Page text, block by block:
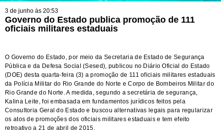
3 de junho às 20:53
Governo do Estado publica promoção de 111
oficiais militares estaduais
O Governo do Estado, por meio da Secretaria de Estado de Segurança
Pública e da Defesa Social (Sesed), publicou no Diário Oficial do Estado
(DOE) desta quarta-feira (3) a promoção de 111 oficiais militares estaduais
da Polícia Militar do Rio Grande do Norte e Corpo de Bombeiros Militar do
Rio Grande do Norte. A medida, segundo a secretária de segurança,
Kalina Leite, foi embasada em fundamentos jurídicos feitos pela
Consultoria Geral do Estado e buscou alternativas legais para regularizar
os atos de promoções dos oficiais militares estaduais e tem efeito
retroativo a 21 de abril de 2015.